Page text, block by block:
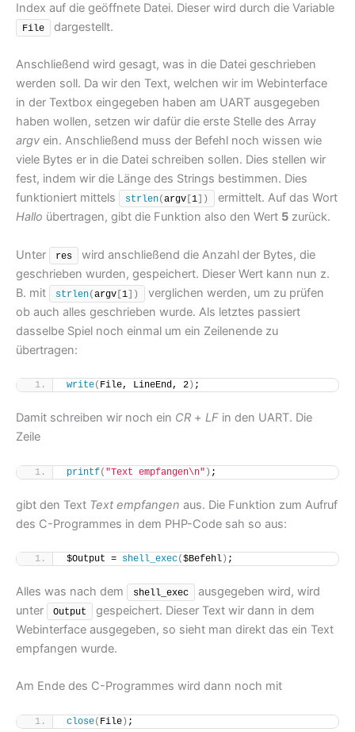
Index auf die geöffnete Datei. Dieser wird durch die Variable
File dargestellt.
Anschließend wird gesagt, was in die Datei geschrieben
werden soll. Da wir den Text, welchen wir im Webinterface
in der Textbox eingegeben haben am UART ausgegeben
haben wollen, setzen wir dafür die erste Stelle des Array
argv ein. Anschließend muss der Befehl noch wissen wie
viele Bytes er in die Datei schreiben sollen. Dies stellen wir
fest, indem wir die Länge des Strings bestimmen. Dies
funktioniert mittels
strlen(argv 1 ])
ermittelt. Auf das Wort
Hallo übertragen, gibt die Funktion also den Wert 5 zurück.
Unter res
wird anschließend die Anzahl der Bytes, die
geschrieben wurden, gespeichert. Dieser Wert kann nun z.
B. mit
strlen(argv [1])
verglichen werden, um zu prüfen
ob auch alles geschrieben wurde. Als letztes passiert
dasselbe Spiel noch einmal um ein Zeilenende zu
übertragen:
write( File, LineEnd, 2 ) ;
Damit schreiben wir noch ein CR + LF in den UART. Die
Zeile
printf( "Text empfangen\n" ) ;
gibt den Text Text empfangen aus. Die Funktion zum Aufruf
des C-Programmes in dem PHP-Code sah so aus:
$Output = shell_exec($Befehl) ;
Alles was nach dem shell_exec
ausgegeben wird, wird
unter
Output
gespeichert. Dieser Text wir dann in dem
Webinterface ausgegeben, so sieht man direkt das ein Text
empfangen wurde.
Am Ende des C-Programmes wird dann noch mit
close( File) ;